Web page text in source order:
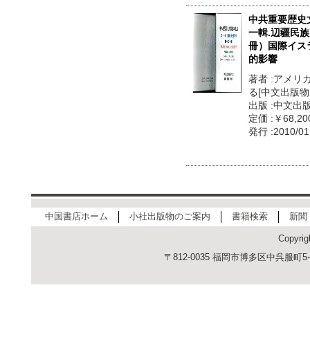
中共重要歴史
一輯.辺疆民
冊）国際イス
的影響
著者 :アメリ
る[中文出版
出版 :中文出
定価 :￥
発行 :2010/01
中国書店ホーム 小社出版物のご案内 書籍検索 新聞
〒812-0035 福岡市博多区中呉